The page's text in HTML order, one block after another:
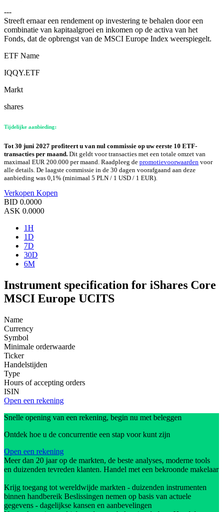
---
Streeft ernaar een rendement op investering te behalen door een
combinatie van kapitaalgroei en inkomen op de activa van het
Fonds, dat de opbrengst van de MSCI Europe Index weerspiegelt.
ETF Name
IQQY.ETF
Markt
shares
Tijdelijke aanbieding:
Tot 30 juni 2027 profiteert u van nul commissie op uw eerste 10 ETF-
transacties per maand. Dit geldt voor transacties met een totale omzet van
maximaal EUR 200.000 per maand. Raadpleeg de promotievoorwaarden voor
alle details. De laagste commissie in de 30 dagen voorafgaand aan deze
aanbieding was 0,1% (minimaal 5 PLN / 1 USD / 1 EUR).
Verkopen Kopen
BID 0.0000
ASK 0.0000
1H
1D
7D
30D
6M
Instrument specification for iShares Core
MSCI Europe UCITS
Name
Currency
Symbol
Minimale orderwaarde
Ticker
Handelstijden
Type
Hours of accepting orders
ISIN
Open een rekening
Snelle opening van een rekening, begin nu met beleggen
Ontdek hoe u de concurrentie een stap voor kunt zijn
Open een rekening
Meer dan 20 jaar op de markten, de beste analyses, moderne tools
en duizenden tevreden klanten. Handel met een bekroonde makelaar
Krijg toegang tot wereldwijde markten - duizenden instrumenten
binnen handbereik Beslissingen nemen op basis van actuele
gegevens - dagelijkse kansen en aanbevelingen